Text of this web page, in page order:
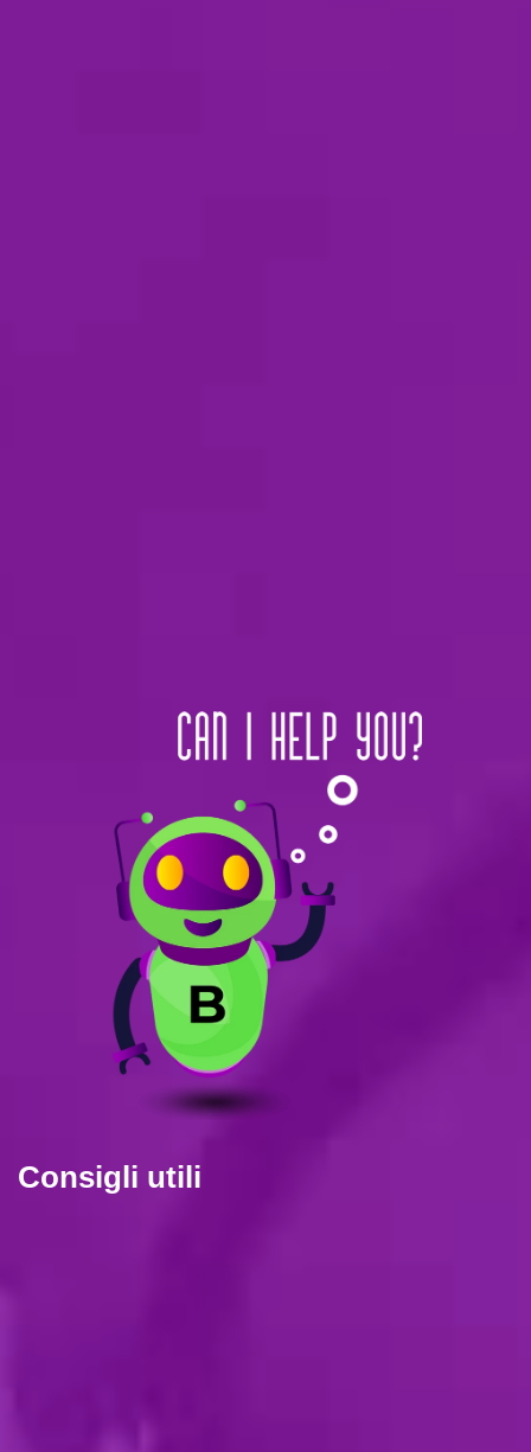
Consigli utili